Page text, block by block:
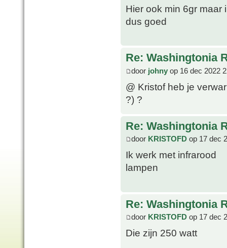
Hier ook min 6gr maar
dus goed
Re: Washingtonia
door johny op 16 dec 2022
@ Kristof heb je
?) ?
Re: Washingtonia
door KRISTOFD op 17 dec
Ik werk met infrarood
lampen
Re: Washingtonia
door KRISTOFD op 17 dec
Die zijn 250 watt